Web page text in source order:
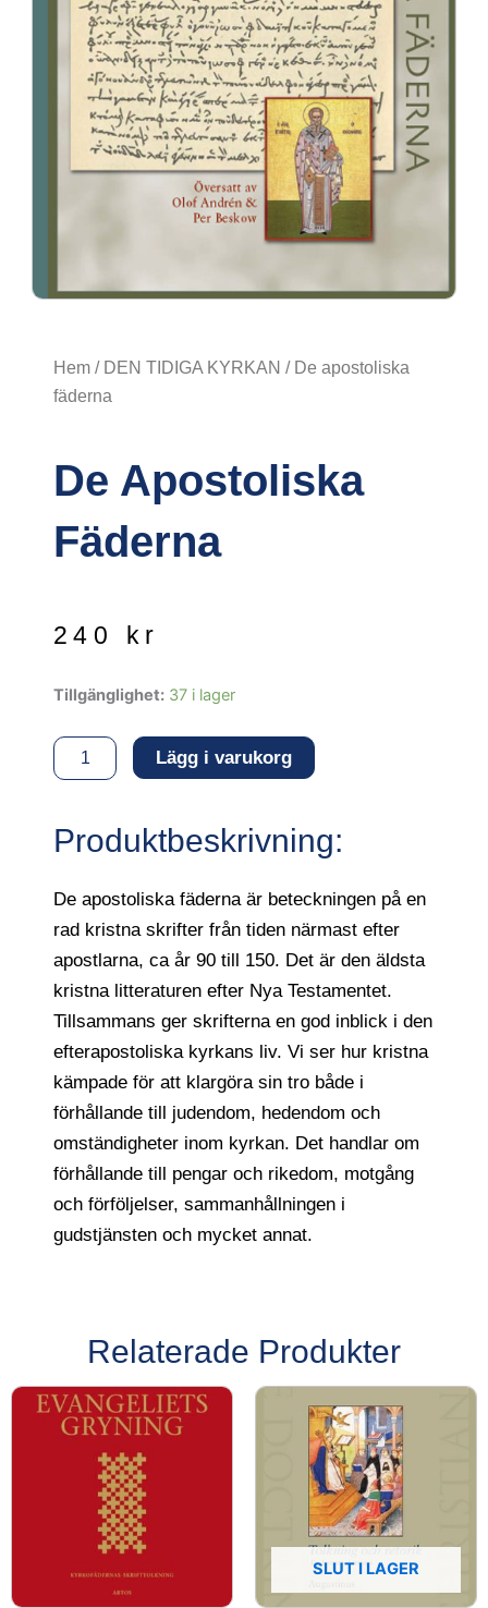
Hem/ DEN TIDIGA KYRKAN / De apostoliska
fäderna
De Apostoliska
Fäderna
240 kr
Tillgänglighet: 37 i lager
De
fäderna
mängd
Lägg i varukorg
Produktbeskrivning:
De apostoliska fäderna är beteckningen på en
rad kristna skrifter från tiden närmast efter
apostlarna, ca år 90 till 150. Det är den äldsta
kristna litteraturen efter Nya Testamentet.
Tillsammans ger skrifterna en god inblick i den
efterapostoliska kyrkans liv. Vi ser hur kristna
kämpade för att klargöra sin tro både i
förhållande till judendom, hedendom och
omständigheter inom kyrkan. Det handlar om
förhållande till pengar och rikedom, motgång
och förföljelser, sammanhållningen i
gudstjänsten och mycket annat.
Relaterade Produkter
SLUT I LAGER